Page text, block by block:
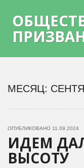
content
МЕСЯЦ:
ОПУБЛИКОВАНО 11.09.2024
ИДЕМ
ВЫСОТУ